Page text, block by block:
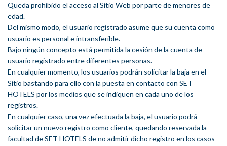
Queda prohibido el acceso al Sitio Web por parte de menores de
edad.
Del mismo modo, el usuario registrado asume que su cuenta como
usuario es personal e intransferible.
Bajo ningún concepto está permitida la cesión de la cuenta de
usuario registrado entre diferentes personas.
En cualquier momento, los usuarios podrán solicitar la baja en el
Sitio bastando para ello con la puesta en contacto con SET
HOTELS por los medios que se indiquen en cada uno de los
registros.
En cualquier caso, una vez efectuada la baja, el usuario podrá
solicitar un nuevo registro como cliente, quedando reservada la
facultad de SET HOTELS de no admitir dicho registro en los casos